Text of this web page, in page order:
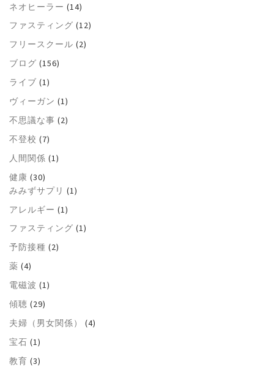
ネオヒーラー (14)
ファスティング (12)
フリースクール (2)
ブログ (156)
ライブ (1)
ヴィーガン (1)
不思議な事 (2)
不登校 (7)
人間関係 (1)
健康 (30)
みみずサプリ (1)
アレルギー (1)
ファスティング (1)
予防接種 (2)
薬 (4)
電磁波 (1)
傾聴 (29)
夫婦（男女関係）
(4)
宝石 (1)
教育 (3)